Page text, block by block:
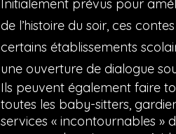
Initialement prévus pour
de l’histoire du soir, ces
certains établissements
une ouverture de dialogue
Ils peuvent également faire
toutes les baby-sitters,
services « incontournables »